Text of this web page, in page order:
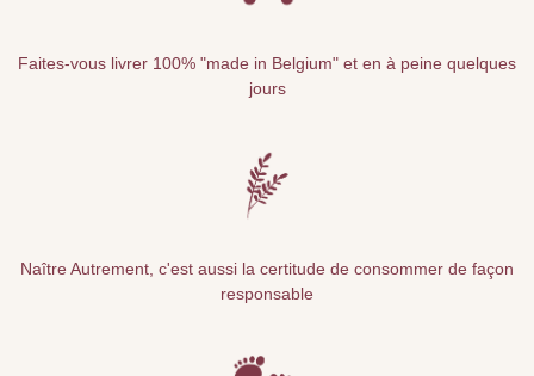
Faites-vous livrer 100% "made in Belgium" et en à peine quelques
jours
Naître Autrement, c'est aussi la certitude de consommer de façon
responsable